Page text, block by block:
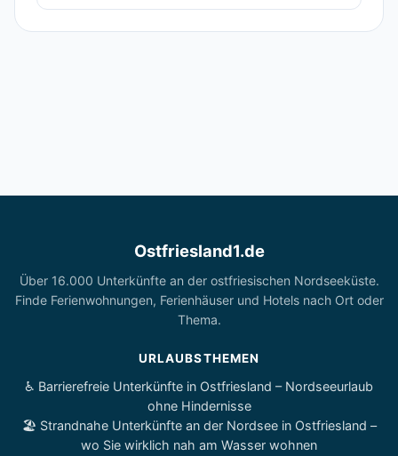
Ostfriesland1.de
Über 16.000 Unterkünfte an der ostfriesischen Nordseeküste.
Finde Ferienwohnungen, Ferienhäuser und Hotels nach Ort oder
Thema.
URLAUBSTHEMEN
♿ Barrierefreie Unterkünfte in Ostfriesland – Nordseeurlaub
ohne Hindernisse
🏖️ Strandnahe Unterkünfte an der Nordsee in Ostfriesland –
wo Sie wirklich nah am Wasser wohnen